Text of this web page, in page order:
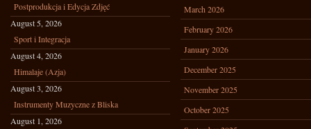
Postprodukcja i Edycja Zdjęć
August 5, 2026
Sport i Integracja
August 4, 2026
Himalaje (Azja)
August 3, 2026
Instrumenty Muzyczne z Bliska
August 1, 2026
March 2026
February 2026
January 2026
December 2025
November 2025
October 2025